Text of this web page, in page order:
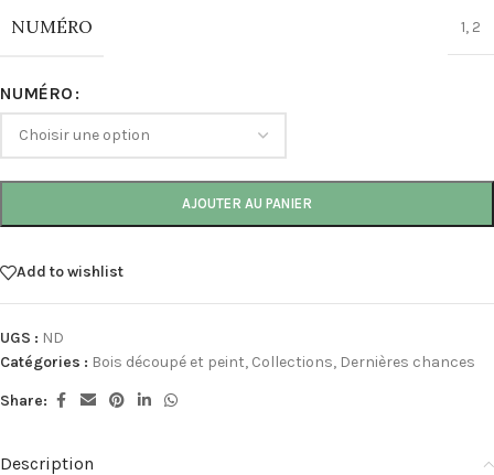
NUMÉRO 1, 2
NUMÉRO
AJOUTER AU PANIER
Add to wishlist
UGS : ND
Catégories : Bois découpé et peint, Collections, Dernières chances
Share:
Description